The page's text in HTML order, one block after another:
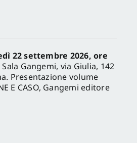
22 settembre 2026, ore
Sala Gangemi, via Giulia, 142
Presentazione volume
E CASO, Gangemi editore